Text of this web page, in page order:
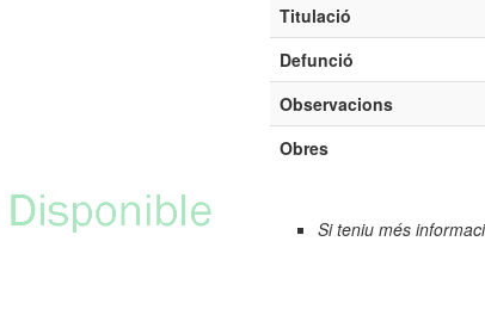
Titulació
Defunció
Observacions
Obres
Si teniu més